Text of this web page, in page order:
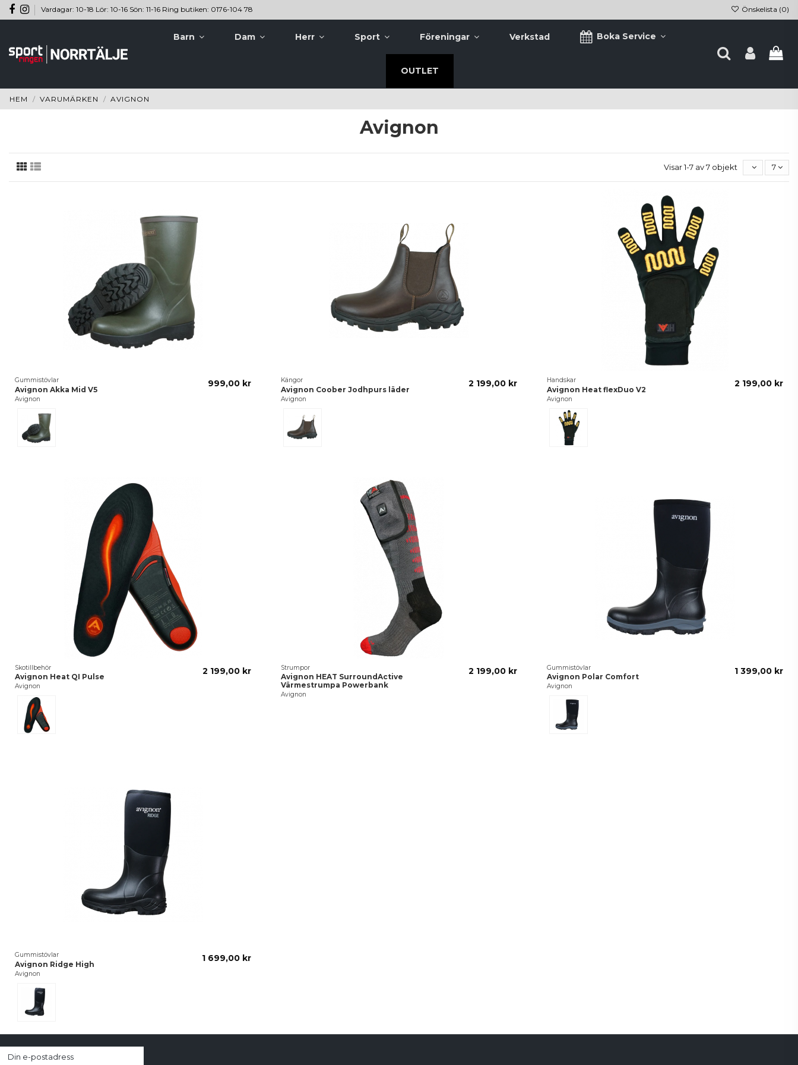
Vardagar: 10-18 Lör: 10-16 Sön: 11-16 Ring butiken: 0176-104 78 Önskelista (0)
Barn Dam Herr Sport Föreningar Verkstad Boka Service
OUTLET
HEM VARUMÄRKEN AVIGNON
Avignon
Visar 1-7 av 7 objekt 7
Gummistövlar
Avignon Akka Mid V5
Avignon
Dark Green
999,00 kr Kängor
Avignon Coober Jodhpurs läder
Avignon
Dark Brown
2 199,00 kr Handskar
Avignon Heat flexDuo V2
Avignon
Black
2 199,00 kr
Skotillbehör
Avignon Heat QI Pulse
Avignon
Svart
2 199,00 kr Strumpor
Avignon HEAT SurroundActive
Värmestrumpa Powerbank
Avignon
2 199,00 kr Gummistövlar
Avignon Polar Comfort
Avignon
Svart
1 399,00 kr
Gummistövlar
Avignon Ridge High
Avignon
Black
1 699,00 kr